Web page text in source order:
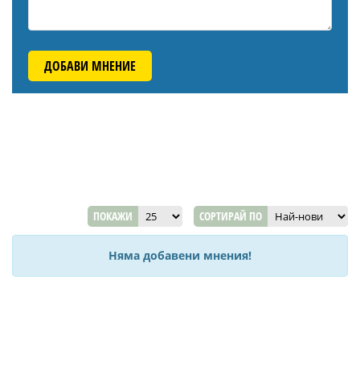
ДОБАВИ МНЕНИЕ
ПОКАЖИ СОРТИРАЙ ПО
Няма добавени мнения!